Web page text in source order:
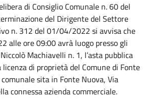
di Consiglio Comunale n. 60 del
del Dirigente del Settore
n. 312 del 01/04/2022 si avvisa che
alle ore 09:00 avrà luogo presso gli
Machiavelli n. 1, l’asta pubblica
licenza di proprietà del Comune di Fonte
sita in Fonte Nuova, Via
connessa azienda commerciale.